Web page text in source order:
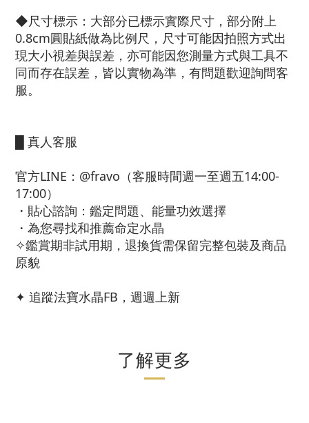
◆尺寸標示：大部分已標示實際尺寸，部分附上
0.8cm圓貼紙做為比例尺，尺寸可能因拍照方式出
現大小視差與誤差，亦可能因您測量方式與工具不
同而存在誤差，皆以實物為準，有問題歡迎詢問客
服。
█ 真人客服
官方LINE：@fravo（客服時間週一至週五14:00-
17:00）
・貼心諮詢：鑑定問題、能量功效選擇
・為您尋找和推薦命定水晶
✧鑑賞期非試用期，退換貨需保留完整包裝及商品
原貌
✦ 追蹤法寶水晶FB，週週上新
了解更多